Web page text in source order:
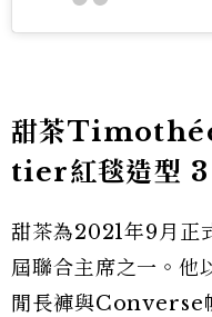
甜茶
tier紅毯造型 3
甜茶為2021年9月
屆聯合主席之一。他
閒長褲與Converse